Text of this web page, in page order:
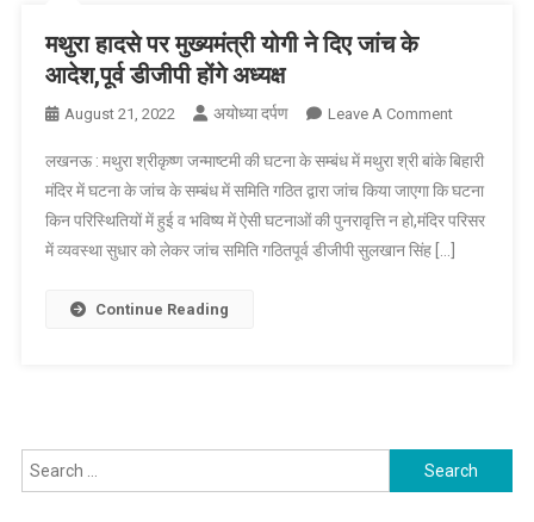
मथुरा हादसे पर मुख्यमंत्री योगी ने दिए जांच के
आदेश,पूर्व डीजीपी होंगे अध्यक्ष
August 21, 2022 अयोध्या दर्पण Leave A CommentOn
हादसे
पर
मुख्यमंत्री
अध्यक्ष
लखनऊ : मथुरा श्रीकृष्ण जन्माष्टमी की घटना के सम्बंध में मथुरा श्री बांके बिहारी
मंदिर में घटना के जांच के सम्बंध में समिति गठित द्वारा जांच किया जाएगा कि घटना
किन परिस्थितियों में हुई व भविष्य में ऐसी घटनाओं की पुनरावृत्ति न हो,मंदिर परिसर
में व्यवस्था सुधार को लेकर जांच समिति गठितपूर्व डीजीपी सुलखान सिंह […]
Continue Reading
Search
for: